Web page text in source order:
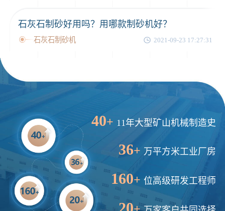
石灰石制砂好用吗？用哪款制砂机好？
石灰石制砂机 2021-09-23 17:27:31
40+ 11年大型矿山机械制造史
36+ 万平方米工业厂房
160+ 位高级研发工程师